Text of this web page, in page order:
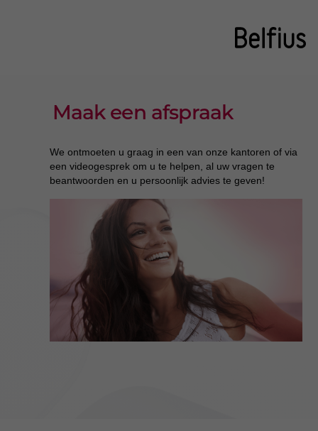
Maak een afspraak
We ontmoeten u graag in een van onze kantoren of via
een videogesprek om u te helpen, al uw vragen te
beantwoorden en u persoonlijk advies te geven!